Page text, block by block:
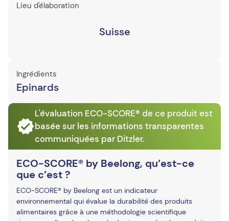
Lieu d'élaboration
Suisse
Ingrédients
Epinards
L'évaluation ECO-SCORE® de ce produit est
basée sur les informations transparentes
communiquées par Ditzler.
ECO-SCORE® by Beelong, qu’est-ce
que c’est ?
ECO-SCORE® by Beelong est un indicateur
environnemental qui évalue la durabilité des produits
alimentaires grâce à une méthodologie scientifique